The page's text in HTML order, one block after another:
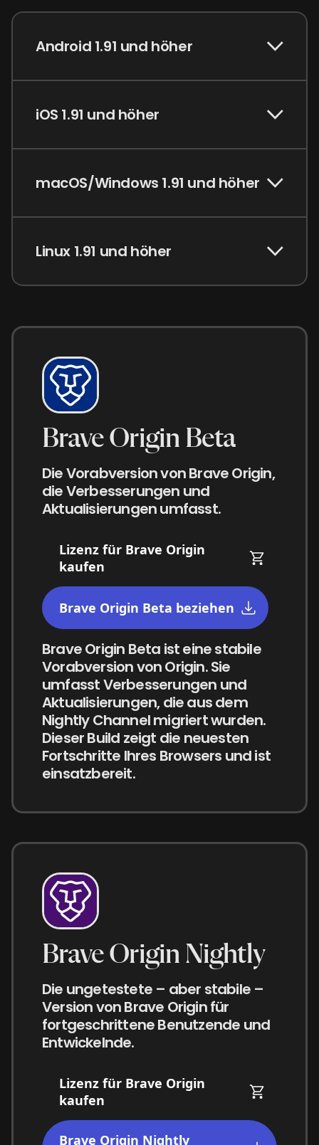
Android 1.91 und höher
iOS 1.91 und höher
macOS/Windows 1.91 und höher
Linux 1.91 und höher
Brave Origin Beta
Die Vorabversion von Brave Origin,
die Verbesserungen und
Aktualisierungen umfasst.
Lizenz für Brave Origin
kaufen
Brave Origin Beta beziehen
Brave Origin Beta ist eine stabile
Vorabversion von Origin. Sie
umfasst Verbesserungen und
Aktualisierungen, die aus dem
Nightly Channel migriert wurden.
Dieser Build zeigt die neuesten
Fortschritte Ihres Browsers und ist
einsatzbereit.
Brave Origin Nightly
Die ungetestete – aber stabile –
Version von Brave Origin für
fortgeschrittene Benutzende und
Entwickelnde.
Lizenz für Brave Origin
kaufen
Brave Origin Nightly